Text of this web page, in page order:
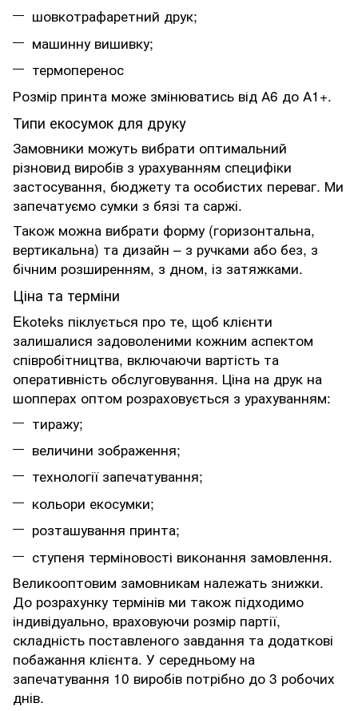
шовкотрафаретний друк;
машинну вишивку;
термоперенос
Розмір принта може змінюватись від А6 до А1+.
Типи екосумок для друку
Замовники можуть вибрати оптимальний
різновид виробів з урахуванням специфіки
застосування, бюджету та особистих переваг. Ми
запечатуємо сумки з бязі та саржі.
Також можна вибрати форму (горизонтальна,
вертикальна) та дизайн – з ручками або без, з
бічним розширенням, з дном, із затяжками.
Ціна та терміни
Ekoteks піклується про те, щоб клієнти
залишалися задоволеними кожним аспектом
співробітництва, включаючи вартість та
оперативність обслуговування. Ціна на друк на
шопперах оптом розраховується з урахуванням:
тиражу;
величини зображення;
технології запечатування;
кольори екосумки;
розташування принта;
ступеня терміновості виконання замовлення.
Великооптовим замовникам належать знижки.
До розрахунку термінів ми також підходимо
індивідуально, враховуючи розмір партії,
складність поставленого завдання та додаткові
побажання клієнта. У середньому на
запечатування 10 виробів потрібно до 3 робочих
днів.